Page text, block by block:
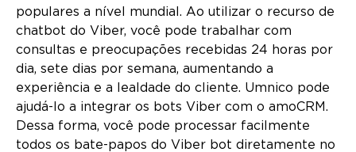
populares a nível mundial. Ao utilizar o recurso de
chatbot do Viber, você pode trabalhar com
consultas e preocupações recebidas 24 horas por
dia, sete dias por semana, aumentando a
experiência e a lealdade do cliente. Umnico pode
ajudá-lo a integrar os bots Viber com o amoCRM.
Dessa forma, você pode processar facilmente
todos os bate-papos do Viber bot diretamente no